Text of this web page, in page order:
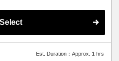
象になります！！
Select
Est. Duration：Approx. 1 hrs